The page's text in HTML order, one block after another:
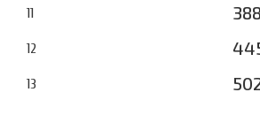
11
12
13